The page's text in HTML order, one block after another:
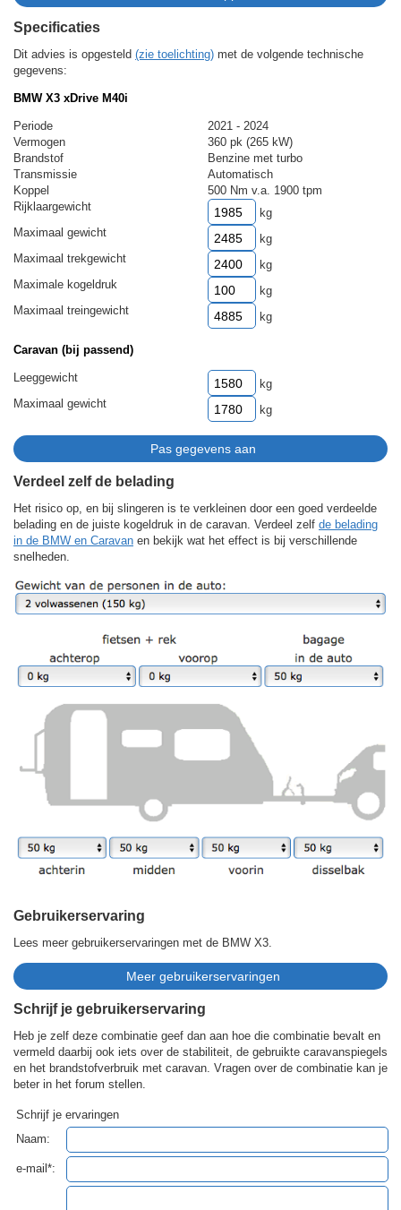
Specificaties
Dit advies is opgesteld (zie toelichting) met de volgende technische
gegevens:
BMW X3 xDrive M40i
Periode
2021 - 2024
Vermogen
360 pk (265 kW)
Brandstof
Benzine met turbo
Transmissie
Automatisch
Koppel
500 Nm v.a. 1900 tpm
Rijklaargewicht
kg
Maximaal gewicht
kg
Maximaal trekgewicht
kg
Maximale kogeldruk
kg
Maximaal treingewicht
kg
Caravan (bij passend)
Leeggewicht
kg
Maximaal gewicht
kg
Verdeel zelf de belading
Het risico op, en bij slingeren is te verkleinen door een goed verdeelde
belading en de juiste kogeldruk in de caravan. Verdeel zelf de belading
in de BMW en Caravan en bekijk wat het effect is bij verschillende
snelheden.
Gebruikerservaring
Lees meer gebruikerservaringen met de BMW X3.
Schrijf je gebruikerservaring
Heb je zelf deze combinatie geef dan aan hoe die combinatie bevalt en
vermeld daarbij ook iets over de stabiliteit, de gebruikte caravanspiegels
en het brandstofverbruik met caravan. Vragen over de combinatie kan je
beter in het forum stellen.
Schrijf je ervaringen
Naam:
e-mail*: